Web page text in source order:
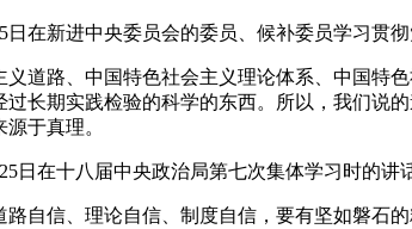
新进中央委员会的委员、候补委员学习贯彻
路、中国特色社会主义理论体系、中国特色
过长期实践检验的科学的东西。所以，我们说
于真理。
在十八届中央政治局第七次集体学习时的讲
信、理论自信、制度自信，要有坚如磐石的